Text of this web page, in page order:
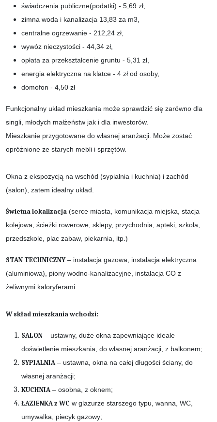
świadczenia publiczne(podatki) - 5,69 zł,
zimna woda i kanalizacja 13,83 za m3,
centralne ogrzewanie - 212,24 zł,
wywóz nieczystości - 44,34 zł,
opłata za przekształcenie gruntu - 5,31 zł,
energia elektryczna na klatce - 4 zł od osoby,
domofon - 4,50 zł
Funkcjonalny układ mieszkania może sprawdzić się zarówno dla
singli, młodych małżeństw jak i dla inwestorów.
Mieszkanie przygotowane do własnej aranżacji. Może zostać
opróżnione ze starych mebli i sprzętów.
Okna z ekspozycją na wschód (sypialnia i kuchnia) i zachód
(salon), zatem idealny układ.
Świetna lokalizacja (serce miasta, komunikacja miejska, stacja
kolejowa, ścieżki rowerowe, sklepy, przychodnia, apteki, szkoła,
przedszkole, plac zabaw, piekarnia, itp.)
STAN TECHNICZNY– instalacja gazowa, instalacja elektryczna
(aluminiowa), piony wodno-kanalizacyjne, instalacja CO z
żeliwnymi kaloryferami
W skład mieszkania wchodzi:
SALON – ustawny, duże okna zapewniające ideale
doświetlenie mieszkania, do własnej aranżacji, z balkonem;
SYPIALNIA – ustawna, okna na całej długości ściany, do
własnej aranżacji;
KUCHNIA – osobna, z oknem;
ŁAZIENKA z WC w glazurze starszego typu, wanna, WC,
umywalka, piecyk gazowy;